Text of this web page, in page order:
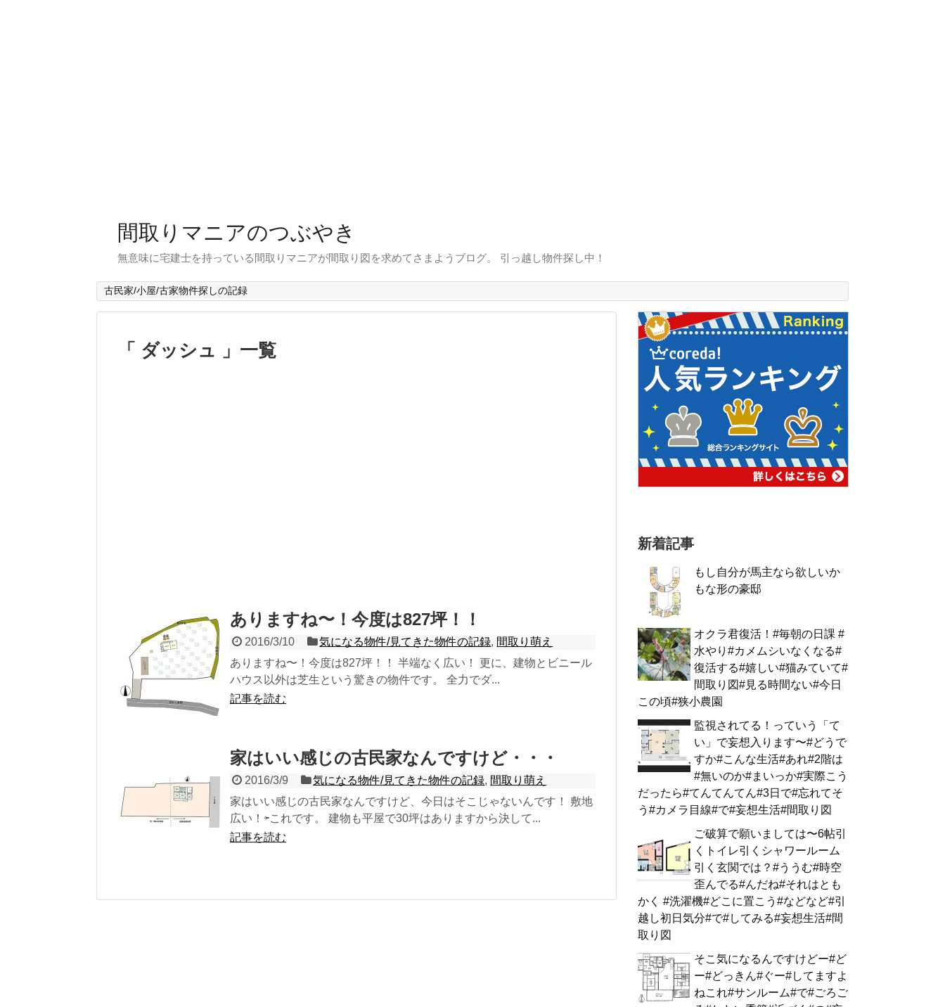
間取りマニアのつぶやき
無意味に宅建士を持っている間取りマニアが間取り図を求めてさまようブログ。 引っ越し物件探し中！
古民家/小屋/古家物件探しの記録
「 ダッシュ 」一覧
ありますね〜！今度は827坪！！
2016/3/10 気になる物件/見てきた物件の記録, 間取り萌え
ありますね〜！今度は827坪！！ 半端なく広い！ 更に、建物とビニール
ハウス以外は芝生という驚きの物件です。 全力でダ...
記事を読む
家はいい感じの古民家なんですけど・・・
2016/3/9 気になる物件/見てきた物件の記録, 間取り萌え
家はいい感じの古民家なんですけど、今日はそこじゃないんです！ 敷地
広い！⇦これです。 建物も平屋で30坪はありますから決して...
記事を読む
新着記事
もし自分が馬主なら欲しいか
もな形の豪邸
オクラ君復活！#毎朝の日課 #
水やり#カメムシいなくなる#
復活する#嬉しい#猫みていて#
間取り図#見る時間ない#今日
この頃#狭小農園
監視されてる！っていう「て
い」で妄想入ります〜#どうで
すか#こんな生活#あれ#2階は
#無いのか#まいっか#実際こう
だったら#てんてんてん#3日で#忘れてそ
う#カメラ目線#で#妄想生活#間取り図
ご破算で願いましては〜6帖引
くトイレ引くシャワールーム
引く玄関では？#ううむ#時空
歪んでる#んだね#それはとも
かく #洗濯機#どこに置こう#などなど#引
越し初日気分#で#してみる#妄想生活#間
取り図
そこ気になるんですけどー#ど
ー#どっきん#ぐー#してますよ
ねこれ#サンルーム#で#ごろご